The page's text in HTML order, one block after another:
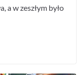
a w zeszłym było